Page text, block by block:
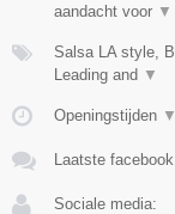
aandacht voor ▼
Salsa LA style,
Leading and ▼
Openingstijden ▼
Laatste
Sociale media: